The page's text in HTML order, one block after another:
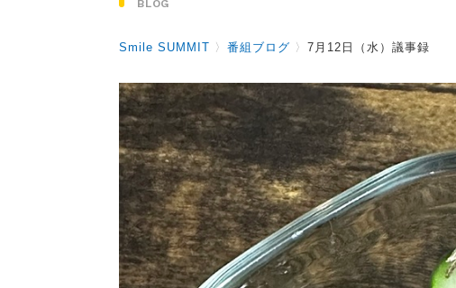
BLOG
Smile SUMMIT 〉 番組ブログ 〉 7月12日（水）議事録